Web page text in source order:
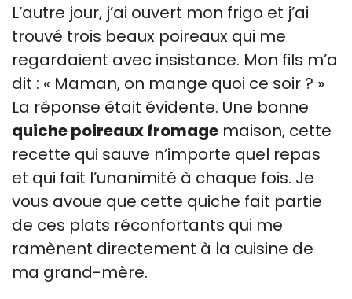
L’autre jour, j’ai ouvert mon frigo et j’ai
trouvé trois beaux poireaux qui me
regardaient avec insistance. Mon fils m’a
dit : « Maman, on mange quoi ce soir ? »
La réponse était évidente. Une bonne
quiche poireaux fromage maison, cette
recette qui sauve n’importe quel repas
et qui fait l’unanimité à chaque fois. Je
vous avoue que cette quiche fait partie
de ces plats réconfortants qui me
ramènent directement à la cuisine de
ma grand-mère.